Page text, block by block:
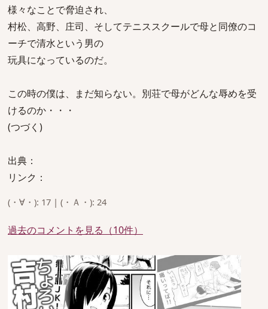
様々なことで脅迫され、
村松、高野、庄司、そしてテニススクールで母と同僚のコ
ーチで清水という男の
玩具になっているのだ。
この時の僕は、まだ知らない。別荘で母がどんな辱めを受
けるのか・・・
(つづく)
出典：
リンク：
(・∀・): 17 | (・Ａ・): 24
過去のコメントを見る（10件）